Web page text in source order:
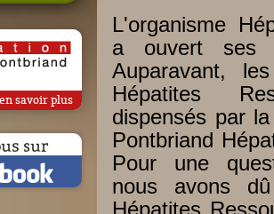
en savoir plus
L'organisme
a ouvert ses
Auparavant,
Hépatites
dispensés par
Pontbriand
Pour une
nous avons